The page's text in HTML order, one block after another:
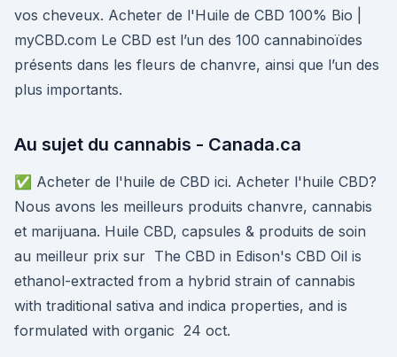
vos cheveux. Acheter de l'Huile de CBD 100% Bio |
myCBD.com Le CBD est l’un des 100 cannabinoïdes
présents dans les fleurs de chanvre, ainsi que l’un des
plus importants.
Au sujet du cannabis - Canada.ca
✅ Acheter de l'huile de CBD ici. Acheter l'huile CBD?
Nous avons les meilleurs produits chanvre, cannabis
et marijuana. Huile CBD, capsules & produits de soin
au meilleur prix sur The CBD in Edison's CBD Oil is
ethanol-extracted from a hybrid strain of cannabis
with traditional sativa and indica properties, and is
formulated with organic 24 oct.